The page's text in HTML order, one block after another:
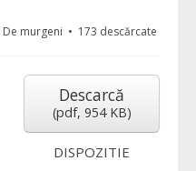
De murgeni 173 descărcate
Descarcă
(pdf, 954 KB)
DISPOZITIE